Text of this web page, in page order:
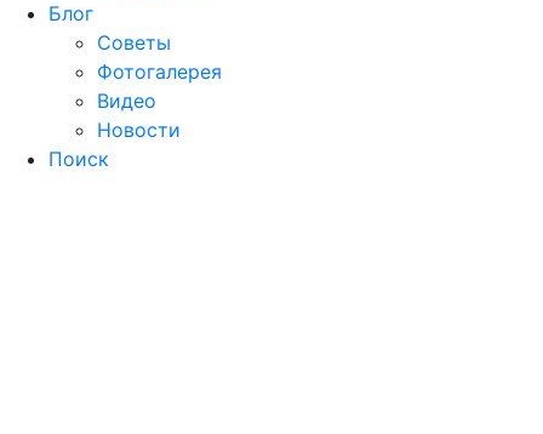
Блог
Советы
Фотогалерея
Видео
Новости
Поиск